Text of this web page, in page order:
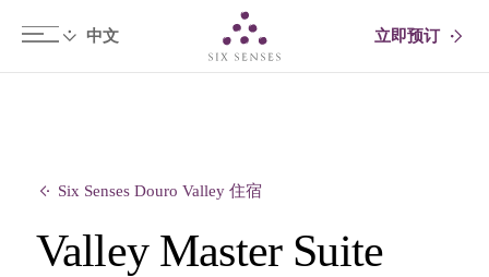
立即预订
Six Senses Douro Valley 住宿
Valley Master Suite